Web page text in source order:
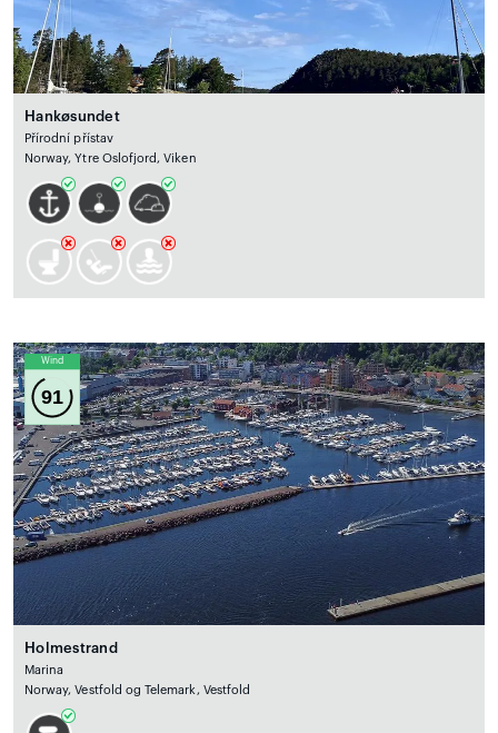
Hankøsundet
Přírodní přístav
Norway, Ytre Oslofjord, Viken
Wind
91
Holmestrand
Marina
Norway, Vestfold og Telemark, Vestfold